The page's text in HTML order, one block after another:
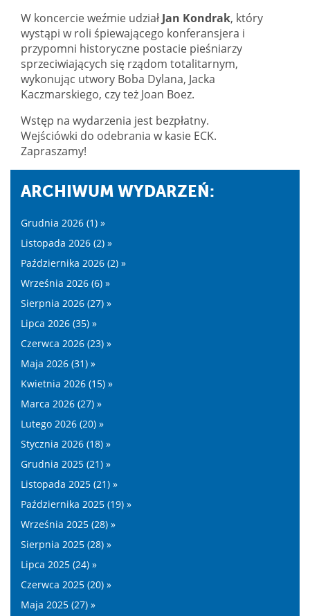
W koncercie weźmie udział Jan Kondrak, który
wystąpi w roli śpiewającego konferansjera i
przypomni historyczne postacie pieśniarzy
sprzeciwiających się rządom totalitarnym,
wykonując utwory Boba Dylana, Jacka
Kaczmarskiego, czy też Joan Boez.
Wstęp na wydarzenia jest bezpłatny.
Wejściówki do odebrania w kasie ECK.
Zapraszamy!
ARCHIWUM WYDARZEŃ:
Grudnia 2026 (1) »
Listopada 2026 (2) »
Października 2026 (2) »
Września 2026 (6) »
Sierpnia 2026 (27) »
Lipca 2026 (35) »
Czerwca 2026 (23) »
Maja 2026 (31) »
Kwietnia 2026 (15) »
Marca 2026 (27) »
Lutego 2026 (20) »
Stycznia 2026 (18) »
Grudnia 2025 (21) »
Listopada 2025 (21) »
Października 2025 (19) »
Września 2025 (28) »
Sierpnia 2025 (28) »
Lipca 2025 (24) »
Czerwca 2025 (20) »
Maja 2025 (27) »